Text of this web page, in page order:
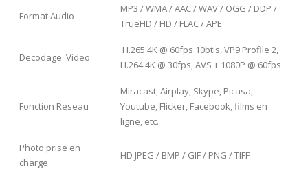
Format Audio
MP3 / WMA / AAC / WAV / OGG / DDP /
TrueHD / HD / FLAC / APE
Decodage Video
H.265 4K @ 60fps 10btis, VP9 Profile 2,
H.264 4K @ 30fps, AVS + 1080P @ 60fps
Fonction Reseau
Miracast, Airplay, Skype, Picasa,
Youtube, Flicker, Facebook, films en
ligne, etc.
Photo prise en
charge
HD JPEG / BMP / GIF / PNG / TIFF